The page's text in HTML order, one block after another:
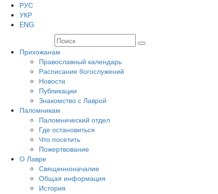
РУС
УКР
ENG
Прихожанам
Православный календарь
Расписание богослужений
Новости
Публикации
Знакомство с Лаврой
Паломникам
Паломнический отдел
Где остановиться
Что посетить
Пожертвование
О Лавре
Священноначалие
Общая информация
История